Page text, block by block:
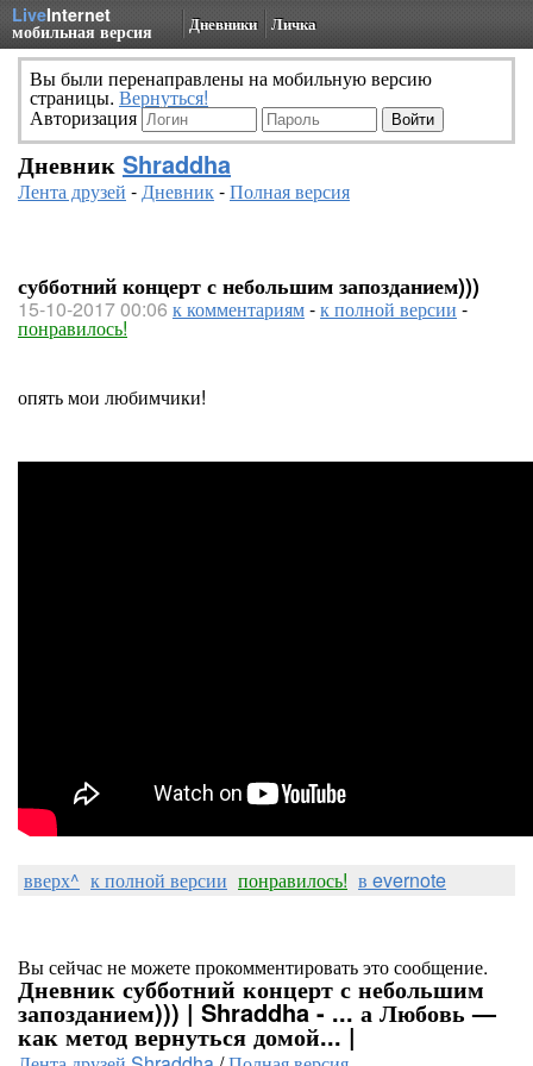
LiveInternet
мобильная версия Дневники Личка
Вы были перенаправлены на мобильную версию
страницы. Вернуться!
Авторизация
Дневник Shraddha
Лента друзей -Дневник-Полная версия
субботний концерт с небольшим запозданием)))
15-10-2017 00:06 к комментариям-к полной версии -
понравилось!
опять мои любимчики!
вверх^ к полной версии понравилось! в evernote
Вы сейчас не можете прокомментировать это сообщение.
Дневник субботний концерт с небольшим
запозданием))) | Shraddha - ... а Любовь —
как метод вернуться домой... |